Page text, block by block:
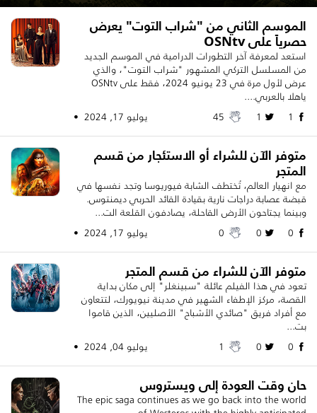
الموسم الثاني من "شراب التوت" يعرض
حصرياً على OSNtv
استعد لمعرفة آخر التطورات الدرامية في الموسم الجديد
من المسلسل التركي المشهور "شراب التوت"، والذي
عرض لأول مرة في 23 يونيو 2024، فقط على OSNtv
ياهلا بالعربي....
يوليو 17, 2024 •
متوفر الآن للشراء أو الاستئجار من قسم
المتجر
مع انهيار العالم، تُختطف الشابة فيوريوسا وتجد نفسها في
قبضة عصابة دراجات نارية بقيادة القائد الحربي ديمنتوس.
وبينما يجتاحون الأرض القاحلة، يصادفون القلعة الت...
يوليو 17, 2024 •
متوفر الآن للشراء من قسم المتجر
تعود في هذا الفيلم عائلة "سبينغلر" إلى مكان بداية
القصة، مركز الإطفاء الشهير في مدينة نيويورك، لتتعاون
مع أفراد فريق "صائدي الأشباح" الأصليين، الذين قاموا
بت...
يوليو 04, 2024 •
حان وقت العودة إلى ويستروس
The epic saga continues as we go back into the world